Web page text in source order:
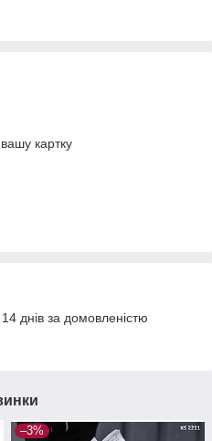
картку
днів за домовленістю
–3%